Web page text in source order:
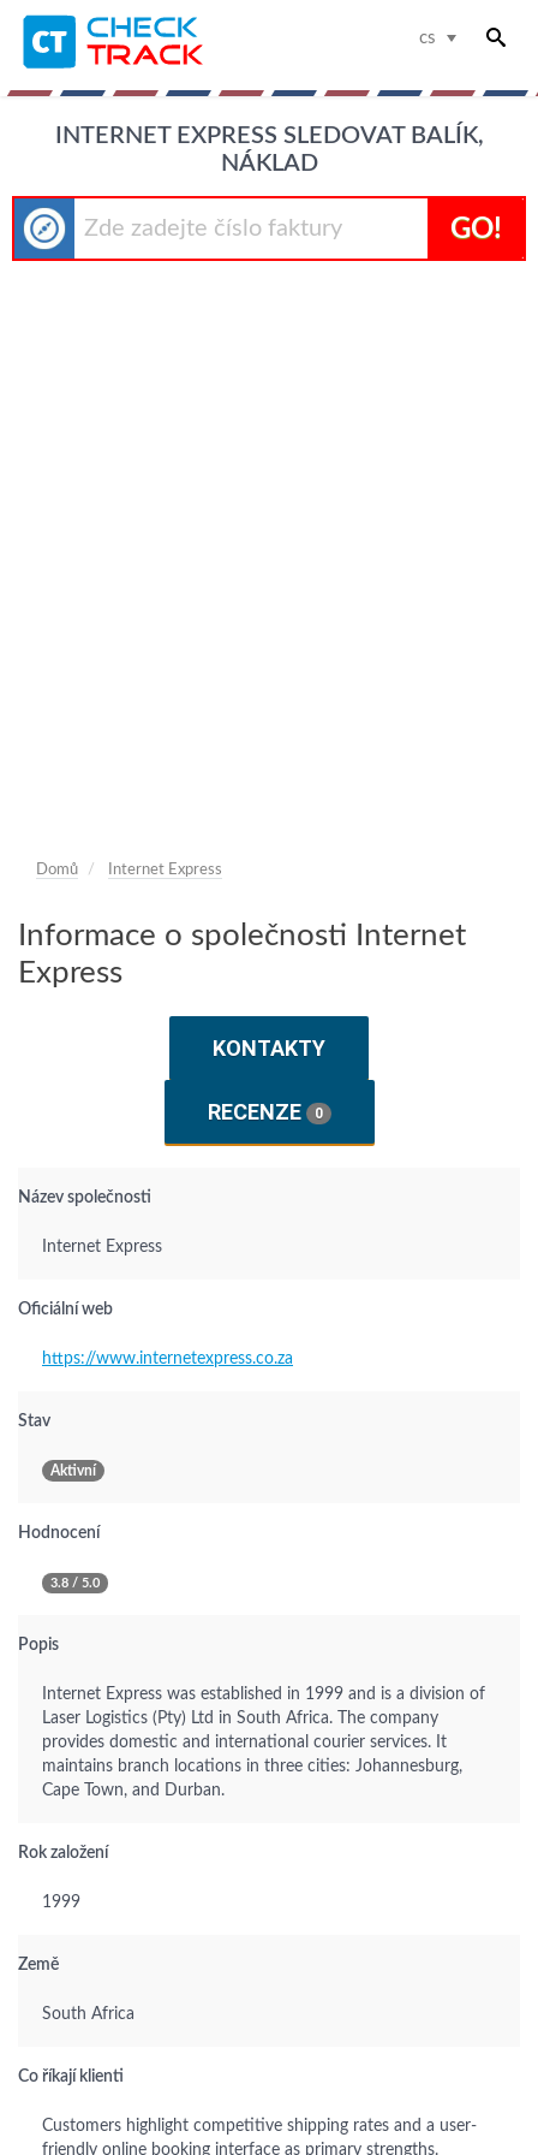
cs
INTERNET EXPRESS SLEDOVAT BALÍK,
NÁKLAD
GO!
Domů Internet Express
Informace o společnosti Internet
Express
KONTAKTY
RECENZE 0
Název společnosti
Internet Express
Oficiální web
https://www.internetexpress.co.za
Stav
Aktivní
Hodnocení
3.8 / 5.0
Popis
Internet Express was established in 1999 and is a division of
Laser Logistics (Pty) Ltd in South Africa. The company
provides domestic and international courier services. It
maintains branch locations in three cities: Johannesburg,
Cape Town, and Durban.
Rok založení
1999
Země
South Africa
Co říkají klienti
Customers highlight competitive shipping rates and a user-
friendly online booking interface as primary strengths.